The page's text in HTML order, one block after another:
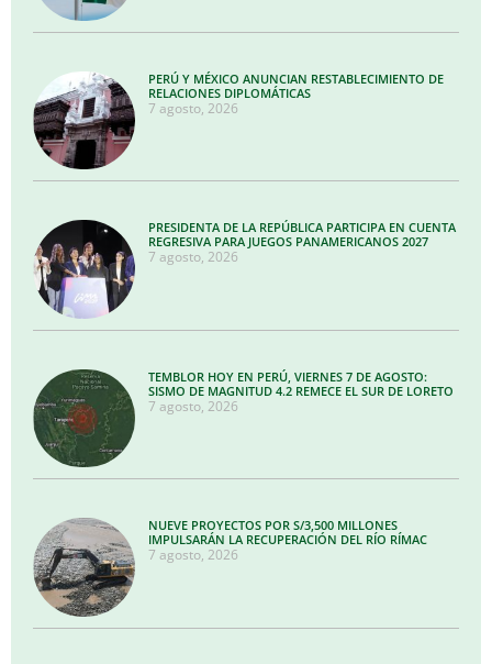
PERÚ Y MÉXICO ANUNCIAN RESTABLECIMIENTO DE
RELACIONES DIPLOMÁTICAS
7 agosto, 2026
PRESIDENTA DE LA REPÚBLICA PARTICIPA EN CUENTA
REGRESIVA PARA JUEGOS PANAMERICANOS 2027
7 agosto, 2026
TEMBLOR HOY EN PERÚ, VIERNES 7 DE AGOSTO:
SISMO DE MAGNITUD 4.2 REMECE EL SUR DE LORETO
7 agosto, 2026
NUEVE PROYECTOS POR S/3,500 MILLONES
IMPULSARÁN LA RECUPERACIÓN DEL RÍO RÍMAC
7 agosto, 2026